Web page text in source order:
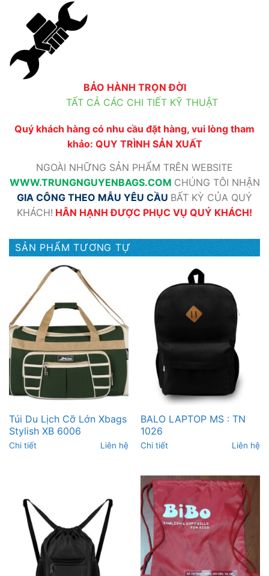
BẢO HÀNH TRỌN ĐỜI
TẤT CẢ CÁC CHI TIẾT KỸ THUẬT
Quý khách hàng có nhu cầu đặt hàng, vui lòng tham
khảo: QUY TRÌNH SẢN XUẤT
NGOÀI NHỮNG SẢN PHẨM TRÊN WEBSITE
WWW.TRUNGNGUYENBAGS.COM CHÚNG TÔI NHẬN
GIA CÔNG THEO MẪU YÊU CẦU BẤT KỲ CỦA QUÝ
KHÁCH! HÂN HẠNH ĐƯỢC PHỤC VỤ QUÝ KHÁCH!
SẢN PHẨM TƯƠNG TỰ
Túi Du Lịch Cỡ Lớn Xbags
Stylish XB 6006
Chi tiết Liên hệ
BALO LAPTOP MS : TN
1026
Chi tiết Liên hệ